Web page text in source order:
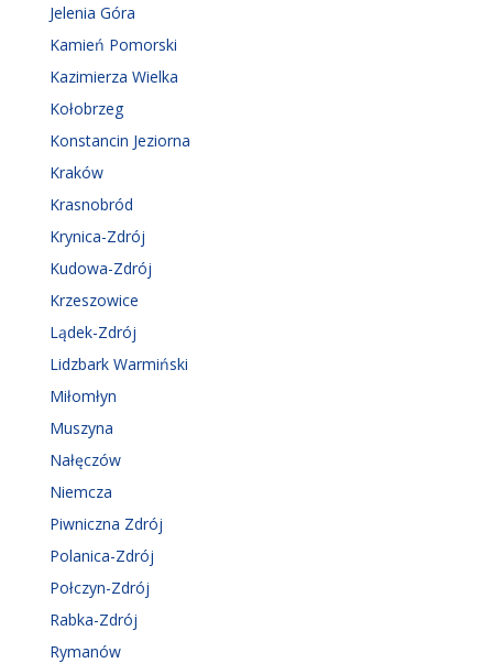
Jelenia Góra
Kamień Pomorski
Kazimierza Wielka
Kołobrzeg
Konstancin Jeziorna
Kraków
Krasnobród
Krynica-Zdrój
Kudowa-Zdrój
Krzeszowice
Lądek-Zdrój
Lidzbark Warmiński
Miłomłyn
Muszyna
Nałęczów
Niemcza
Piwniczna Zdrój
Polanica-Zdrój
Połczyn-Zdrój
Rabka-Zdrój
Rymanów